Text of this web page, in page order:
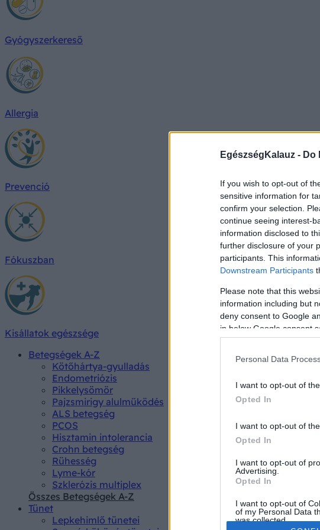
EgészségKalauz - Do
If you wish to opt-out of
sensitive information for
confirm your selection.
continue seeing interest-
information disclosed to
further disclosure of your
participants. This
Downstream Participants
Please note that this
information including but
deny consent to Google
in below Google consent
Personal Data
I want to opt-out of
Opted In
I want to opt-out of
Opted In
I want to opt-out of
Advertising.
Opted In
I want to opt-out of
of my Personal Data
was collected.
Gyógyszerkereső
Allergia
Prevenció
Fókuszban
Kisállatok egészsége
Betegségek A-Z
Kötőhártya-gyulladás
Endometriózis
Pikkelysömör
Pajzsmirigy alulműködés
ALS betegség
PCOS
Hisztamin intolerancia
Crohn betegség
Rühesség
Lyme-kór
Szklerózis multiplex
Összes Betegségek A-Z
Tünet
Lepkehimlő tünetei